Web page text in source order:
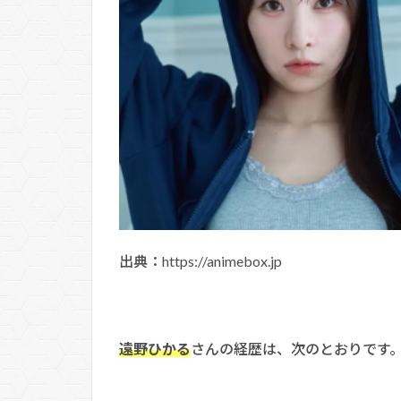
出典：https://animebox.jp
遠野ひかるさんの経歴は、次のとおりです